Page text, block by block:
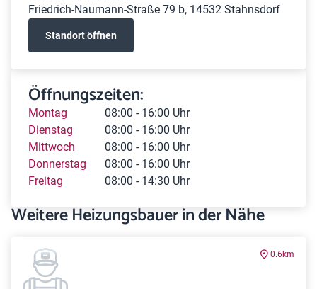
Friedrich-Naumann-Straße 79 b, 14532 Stahnsdorf
Standort öffnen
Öffnungszeiten:
Montag
08:00 - 16:00 Uhr
Dienstag
08:00 - 16:00 Uhr
Mittwoch
08:00 - 16:00 Uhr
Donnerstag
08:00 - 16:00 Uhr
Freitag
08:00 - 14:30 Uhr
Weitere Heizungsbauer in der Nähe
0.6km